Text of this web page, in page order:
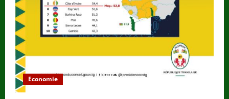
Economie